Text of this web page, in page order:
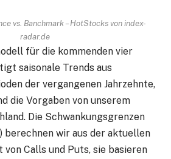
vs. Banchmark – HotStocks von index-
radar.de
für die kommenden vier
saisonale Trends aus
der vergangenen Jahrzehnte,
die Vorgaben von unserem
Die Schwankungsgrenzen
berechnen wir aus der aktuellen
Calls und Puts, sie basieren